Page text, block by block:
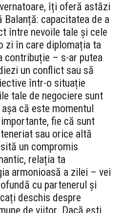
îți oferă astăzi
Balanță: capacitatea de a
între nevoile tale și cele
zi în care diplomația ta
contribuție – s-ar putea
un conflict sau să
într-o situație
tale de negociere sunt
că este momentul
fie că sunt
sau orice altă
un compromis
relația ta
armonioasă a zilei – vei
cu partenerul și
deschis despre
de viitor. Dacă ești